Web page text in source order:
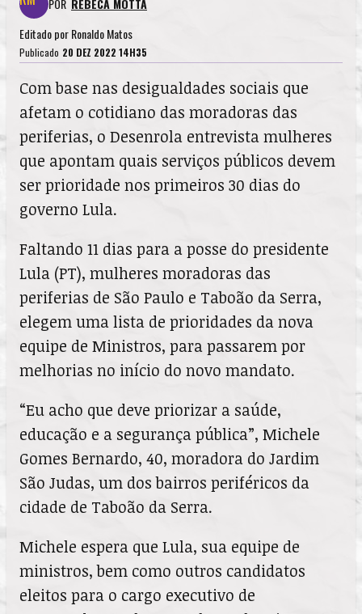
POR REBECA MOTTA
Editado porRonaldo Matos
Publicado 20 DEZ 2022 14H35
Com base nas desigualdades sociais que
afetam o cotidiano das moradoras das
periferias, o Desenrola entrevista mulheres
que apontam quais serviços públicos devem
ser prioridade nos primeiros 30 dias do
governo Lula.
Faltando 11 dias para a posse do presidente
Lula (PT), mulheres moradoras das
periferias de São Paulo e Taboão da Serra,
elegem uma lista de prioridades da nova
equipe de Ministros, para passarem por
melhorias no início do novo mandato.
“Eu acho que deve priorizar a saúde,
educação e a segurança pública”, Michele
Gomes Bernardo, 40, moradora do Jardim
São Judas, um dos bairros periféricos da
cidade de Taboão da Serra.
Michele espera que Lula, sua equipe de
ministros, bem como outros candidatos
eleitos para o cargo executivo de